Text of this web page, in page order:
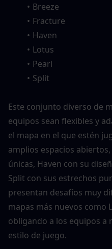
Breeze
Fracture
Haven
Lotus
Pearl
Split
Este conjunto diverso de
equipos sean flexibles y
el mapa en el que estén
amplios espacios
únicas, Haven con su
Split con sus estrechos
presentan desafíos muy
mapas más nuevos como
obligando a los equipos a
estilo de juego.